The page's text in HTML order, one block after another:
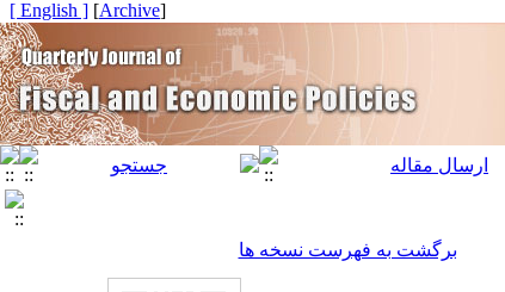
[
Archive
]
[ English ]
برگشت به فهرست نسخه ها